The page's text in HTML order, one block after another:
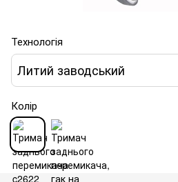
Технологія
Литий заводський
Колір